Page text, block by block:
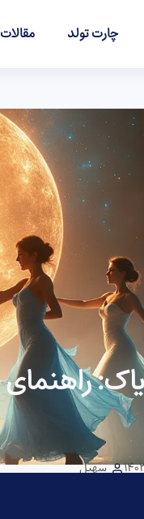
چارت تولد مقالات
سهیل